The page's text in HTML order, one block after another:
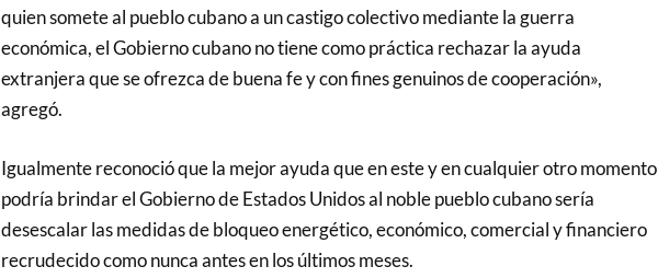
quien somete al pueblo cubano a un castigo colectivo mediante la guerra
económica, el Gobierno cubano no tiene como práctica rechazar la ayuda
extranjera que se ofrezca de buena fe y con fines genuinos de cooperación»,
agregó.
Igualmente reconoció que la mejor ayuda que en este y en cualquier otro momento
podría brindar el Gobierno de Estados Unidos al noble pueblo cubano sería
desescalar las medidas de bloqueo energético, económico, comercial y financiero
recrudecido como nunca antes en los últimos meses.